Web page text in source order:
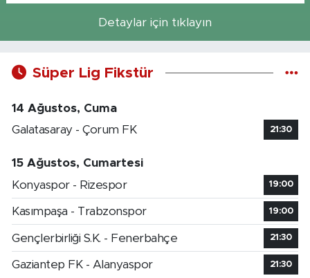
Detaylar için tıklayın
Süper Lig Fikstür
14 Ağustos, Cuma
Galatasaray - Çorum FK
21:30
15 Ağustos, Cumartesi
Konyaspor - Rizespor
19:00
Kasımpaşa - Trabzonspor 19:00
Gençlerbirliği S.K. - Fenerbahçe 21:30
Gaziantep FK - Alanyaspor 21:30